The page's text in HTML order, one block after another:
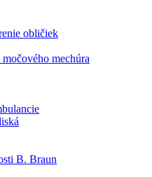
obličiek
mechúra
B. Braun